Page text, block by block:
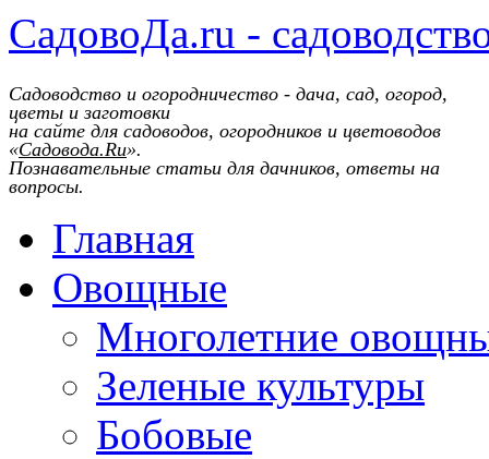
СадовоДа.ru -
Садоводство и огородничество - дача, сад, огород,
цветы и заготовки
на сайте для садоводов, огородников и цветоводов
«Садовода.Ru».
Познавательные статьи для дачников, ответы на
вопросы.
Главная
Овощные
Многолетние
Зеленые культуры
Бобовые